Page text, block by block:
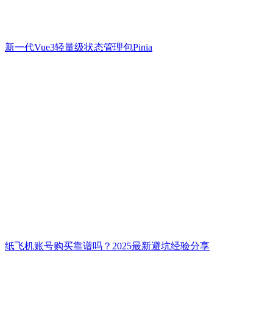
新一代Vue3轻量级状态管理包Pinia
纸飞机账号购买靠谱吗？2025最新避坑经验分享